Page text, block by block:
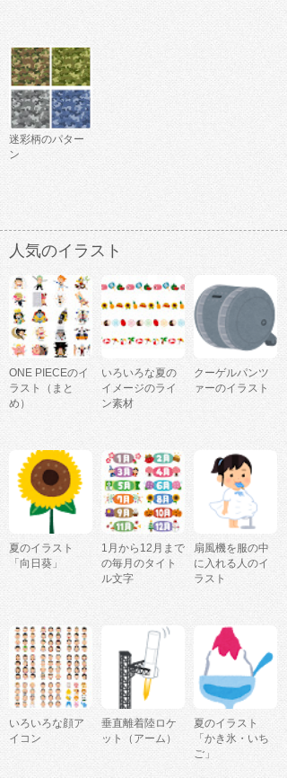
迷彩柄のパター
ン
人気のイラスト
ONE PIECEのイ
ラスト（まと
め）
いろいろな夏の
イメージのライ
ン素材
クーゲルパンツ
ァーのイラスト
夏のイラスト
「向日葵」
1月から12月まで
の毎月のタイト
ル文字
扇風機を服の中
に入れる人のイ
ラスト
いろいろな顔ア
イコン
垂直離着陸ロケ
ット（アーム）
夏のイラスト
「かき氷・いち
ご」